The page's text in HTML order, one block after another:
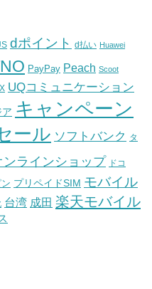
dポイント d払い Huawei
PayPay Peach Scoot
UQコミュニケーション
キャンペーン
ール ソフトバンク タ
ンラインショップ ドコ
プリペイドSIM モバイル
台湾 成田 楽天モバイル